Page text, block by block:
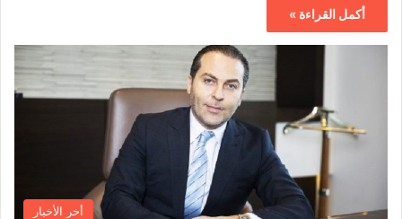
أكمل القراءة »
أخر الأخبار